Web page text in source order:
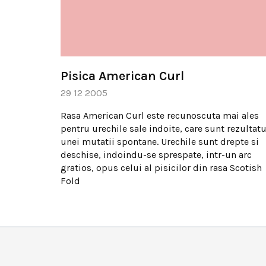
Pisica American Curl
29 12 2005
Rasa American Curl este recunoscuta mai ales
pentru urechile sale indoite, care sunt
unei mutatii spontane. Urechile sunt drepte si
deschise, indoindu-se sprespate, intr-un arc
gratios, opus celui al pisicilor din rasa Scotish
Fold